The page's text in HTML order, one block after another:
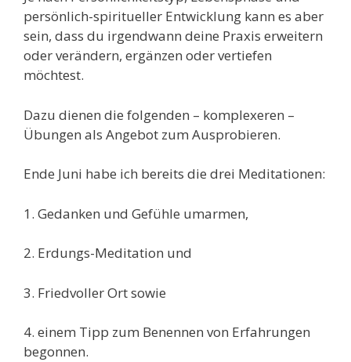
persönlich-spiritueller Entwicklung kann es aber
sein, dass du irgendwann deine Praxis erweitern
oder verändern, ergänzen oder vertiefen
möchtest.
Dazu dienen die folgenden – komplexeren –
Übungen als Angebot zum Ausprobieren.
Ende Juni habe ich bereits die drei Meditationen:
1. Gedanken und Gefühle umarmen,
2. Erdungs-Meditation und
3. Friedvoller Ort sowie
4. einem Tipp zum Benennen von Erfahrungen
begonnen.